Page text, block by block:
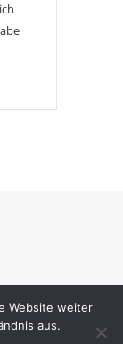
Website weiter
aus.